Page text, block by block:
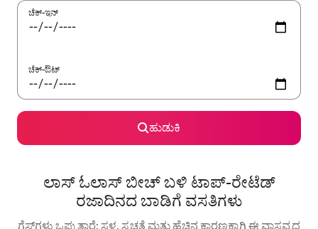
ಚೆಕ್-ಇನ್
ಚೆಕ್-ಔಟ್
ಹುಡುಕಿ
ಲಾಸ್ ಓಲಾಸ್ ಬೀಚ್ ಬಳಿ ಟಾಪ್-ರೇಟೆಡ್
ರಜಾದಿನದ ಬಾಡಿಗೆ ವಸತಿಗಳು
ಗೆಸ್ಟ್‌ಗಳು ಒಪ್ಪುತ್ತಾರೆ: ಸ್ಥಳ, ಸ್ವಚ್ಛತೆ ಮತ್ತು ಹೆಚ್ಚಿನ ಕಾರಣಕ್ಕಾಗಿ ಈ ವಾಸ್ತವ್ಯದ